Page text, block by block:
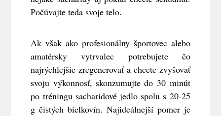
Počúvajte teda svoje telo.
Ak však ako profesionálny športovec alebo
amatérsky vytrvalec potrebujete čo
najrýchlejšie zregenerovať a chcete zvyšovať
svoju výkonnosť, skonzumujte do 30 minút
po tréningu sacharidové jedlo spolu s 20-25
g čistých bielkovín. Najideálnejší pomer je